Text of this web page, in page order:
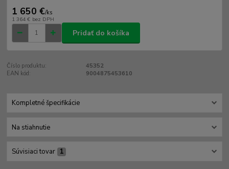
1 650 €/ks
1 364 € bez DPH
Pridať do košíka
Číslo produktu:
45352
EAN kód:
9004875453610
Kompletné špecifikácie
Na stiahnutie
Súvisiaci tovar 1